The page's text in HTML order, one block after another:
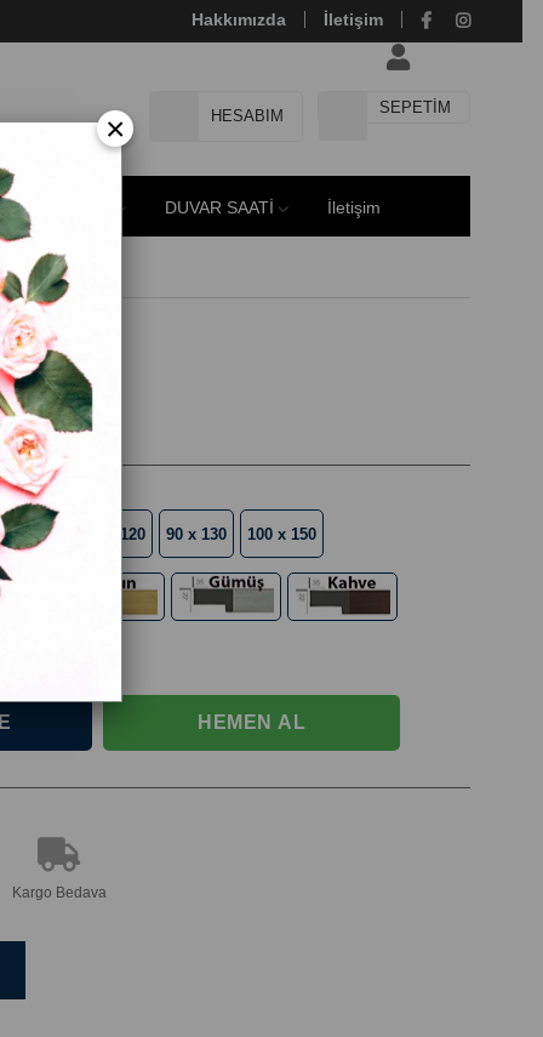
Hakkımızda İletişim
HESABIM SEPETIM
MODELLERİ DUVAR SAATİ İletişim
70 x 100 80 x 120 90 x 130 100 x 150
Kargo Bedava
×